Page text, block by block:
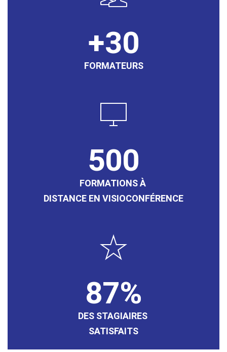
30
FORMATEURS
500
FORMATIONS À
DISTANCE EN VISIOCONFÉRENCE
87
DES STAGIAIRES
SATISFAITS